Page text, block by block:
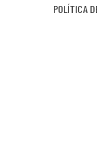
POLÍTICA